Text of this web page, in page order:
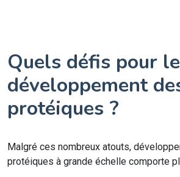
Quels défis pour le
développement
protéiques ?
Malgré ces nombreux atouts,
protéiques à grande échelle comporte